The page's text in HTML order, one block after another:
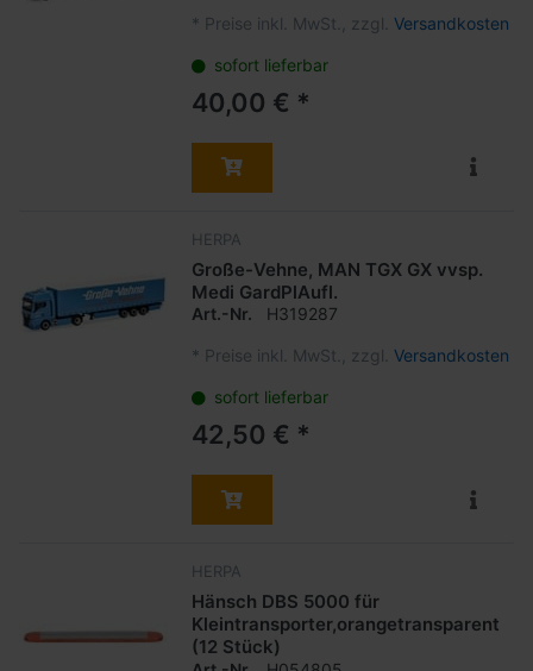
* Preise inkl. MwSt., zzgl. Versandkosten
sofort lieferbar
40,00 € *
HERPA
Große-Vehne, MAN TGX GX vvsp.
Medi GardPlAufl.
Art.-Nr. H319287
* Preise inkl. MwSt., zzgl. Versandkosten
sofort lieferbar
42,50 € *
HERPA
Hänsch DBS 5000 für
Kleintransporter,orangetransparent
(12 Stück)